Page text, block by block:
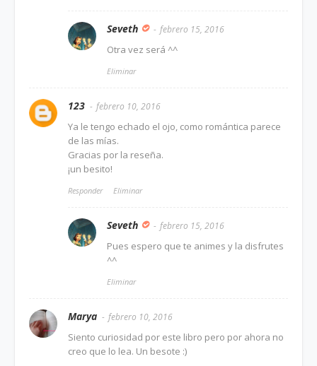
Seveth febrero 15, 2016
Otra vez será ^^
Eliminar
123 febrero 10, 2016
Ya le tengo echado el ojo, como romántica parece
de las mías.
Gracias por la reseña.
¡un besito!
Responder Eliminar
Seveth febrero 15, 2016
Pues espero que te animes y la disfrutes
^^
Eliminar
Marya febrero 10, 2016
Siento curiosidad por este libro pero por ahora no
creo que lo lea. Un besote :)